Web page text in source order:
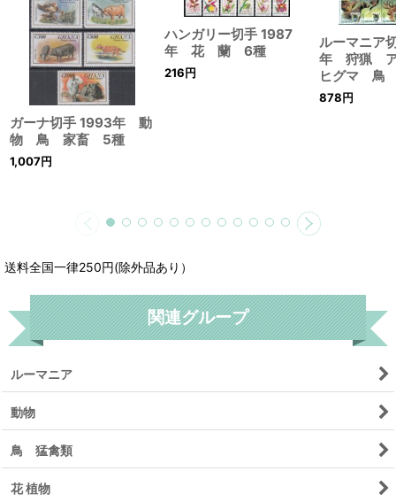
ガーナ切手 1993年 動
物 鳥 家畜 5種
1,007円
ハンガリー切手 1987
年 花 蘭 6種
216円
ルーマニ
年 狩猟
ヒグマ 鳥
878円
送料全国一律250円(除外品あり）
関連グループ
ルーマニア
動物
鳥 猛禽類
花 植物